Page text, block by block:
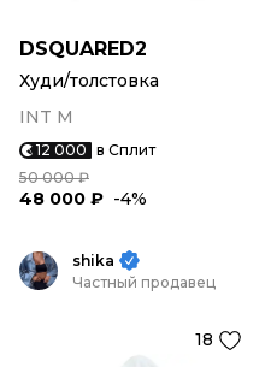
DSQUARED2
Худи/толстовка
INT M
12 000 в Сплит
50 000 ₽
48 000 ₽ -4%
shika
Частный продавец
18